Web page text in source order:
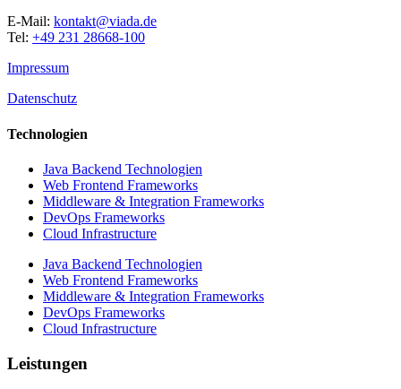
E-Mail: kontakt@viada.de
Tel: +49 231 28668-100
Impressum
Datenschutz
Technologien
Java Backend Technologien
Web Frontend Frameworks
Middleware & Integration Frameworks
DevOps Frameworks
Cloud Infrastructure
Java Backend Technologien
Web Frontend Frameworks
Middleware & Integration Frameworks
DevOps Frameworks
Cloud Infrastructure
Leistungen